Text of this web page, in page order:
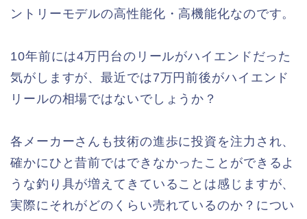
ントリーモデルの高性能化・高機能化なのです。
10年前には4万円台のリールがハイエンドだった
気がしますが、最近では7万円前後がハイエンド
リールの相場ではないでしょうか？
各メーカーさんも技術の進歩に投資を注力され、
確かにひと昔前ではできなかったことができるよ
うな釣り具が増えてきていることは感じますが、
実際にそれがどのくらい売れているのか？につい